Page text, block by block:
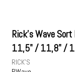
Rick's Wave Sort
11,5" / 11,8" /
RICK'S